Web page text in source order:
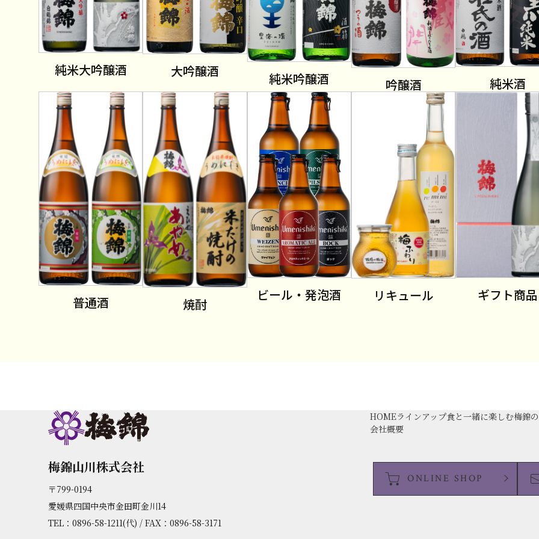
純米大吟醸酒 大吟醸酒 純米吟醸酒 吟醸酒 純米酒
普通酒 焼酎
ビール・発泡酒 リキュール ギフト商品
梅錦山川株式会社
〒799-0194
愛媛県四国中央市金田町金川14
TEL：0896-58-1211(代) / FAX：0896-58-3171
HOMEラインアップ食と一緒に楽しむ梅錦
会社概要
ONLINE SHOP